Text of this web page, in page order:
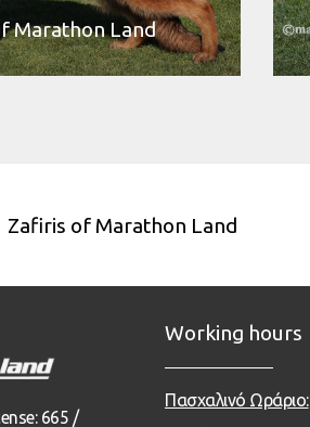
Marathon Land
Zafiris of Marathon Land
665 /
Working hours
Πασχαλινό Ωράριο: